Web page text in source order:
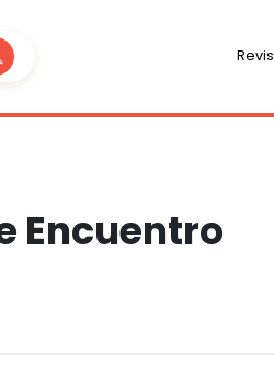
Encuentro